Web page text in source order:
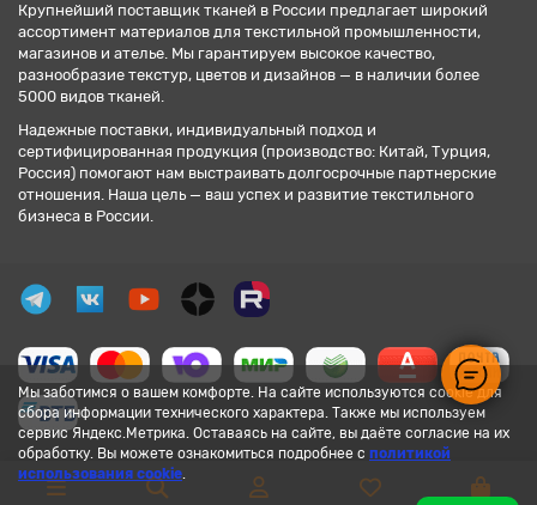
Мы заботимся о вашем комфорте. На сайте используются cookie для
сбора информации технического характера. Также мы используем
сервис Яндекс.Метрика. Оставаясь на сайте, вы даёте согласие на их
обработку. Вы можете ознакомиться подробнее с политикой
использования cookie.
Крупнейший поставщик тканей в России предлагает широкий
ассортимент материалов для текстильной промышленности,
магазинов и ателье. Мы гарантируем высокое качество,
разнообразие текстур, цветов и дизайнов — в наличии более
5000 видов тканей.
Надежные поставки, индивидуальный подход и
сертифицированная продукция (производство: Китай, Турция,
Россия) помогают нам выстраивать долгосрочные партнерские
отношения. Наша цель — ваш успех и развитие текстильного
бизнеса в России.